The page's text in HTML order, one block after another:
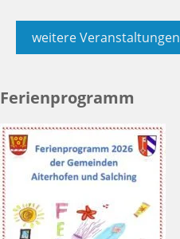
weitere Veranstaltungen
Ferienprogramm